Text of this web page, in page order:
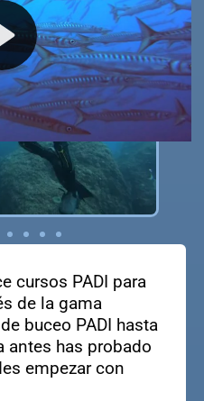
cursos PADI para
de la gama
buceo PADI hasta
antes has probado
empezar con